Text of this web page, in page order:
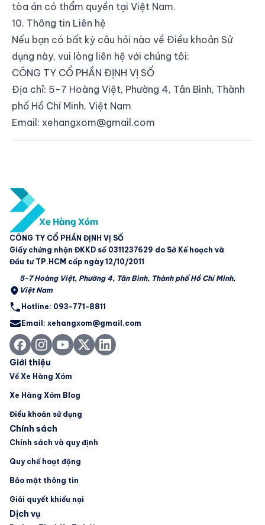
tòa án có thẩm quyền tại Việt Nam.
10. Thông tin Liên hệ
Nếu bạn có bất kỳ câu hỏi nào về Điều khoản Sử
dụng này, vui lòng liên hệ với chúng tôi:
CÔNG TY CỔ PHẦN ĐỊNH VỊ SỐ
Địa chỉ: 5-7 Hoàng Việt, Phường 4, Tân Bình, Thành
phố Hồ Chí Minh, Việt Nam
Email: xehangxom@gmail.com
CÔNG TY CỔ PHẦN ĐỊNH VỊ SỐ
Giấy chứng nhận ĐKKD số 0311237629 do Sở Kế hoạch và
Đầu tư TP.HCM cấp ngày 12/10/2011
5-7 Hoàng Việt, Phường 4, Tân Bình, Thành phố Hồ Chí Minh,
Việt Nam
Hotline: 093-771-8811
Email: xehangxom@gmail.com
Giới thiệu
Về Xe Hàng Xóm
Xe Hàng Xóm Blog
Điều khoản sử dụng
Chính sách
Chính sách và quy định
Quy chế hoạt động
Bảo mật thông tin
Giải quyết khiếu nại
Dịch vụ